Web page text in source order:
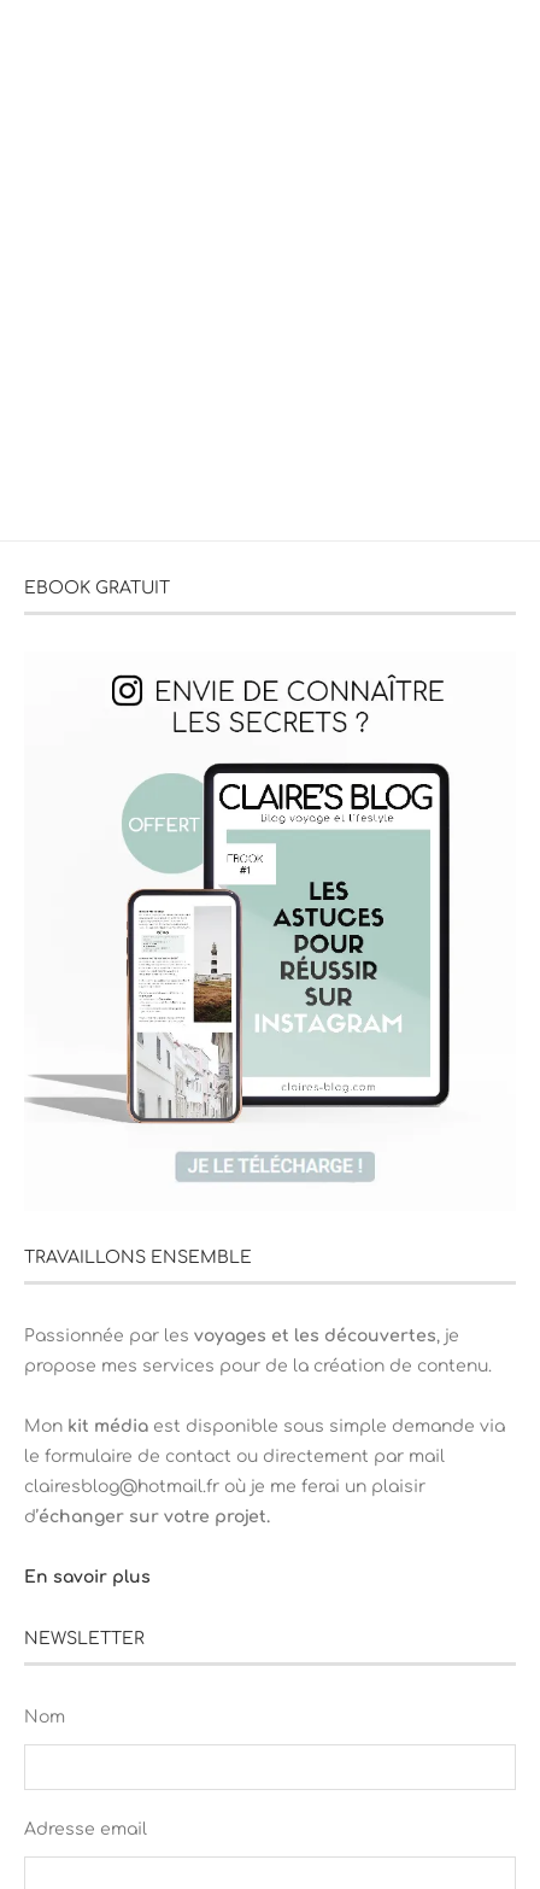
EBOOK GRATUIT
TRAVAILLONS ENSEMBLE
Passionnée par les voyages et les découvertes, je
propose mes services pour de la création de contenu.
Mon kit média est disponible sous simple demande via
le formulaire de contact ou directement par mail
clairesblog@hotmail.fr où je me ferai un plaisir
d’échanger sur votre projet.
En savoir plus
NEWSLETTER
Nom
Adresse email